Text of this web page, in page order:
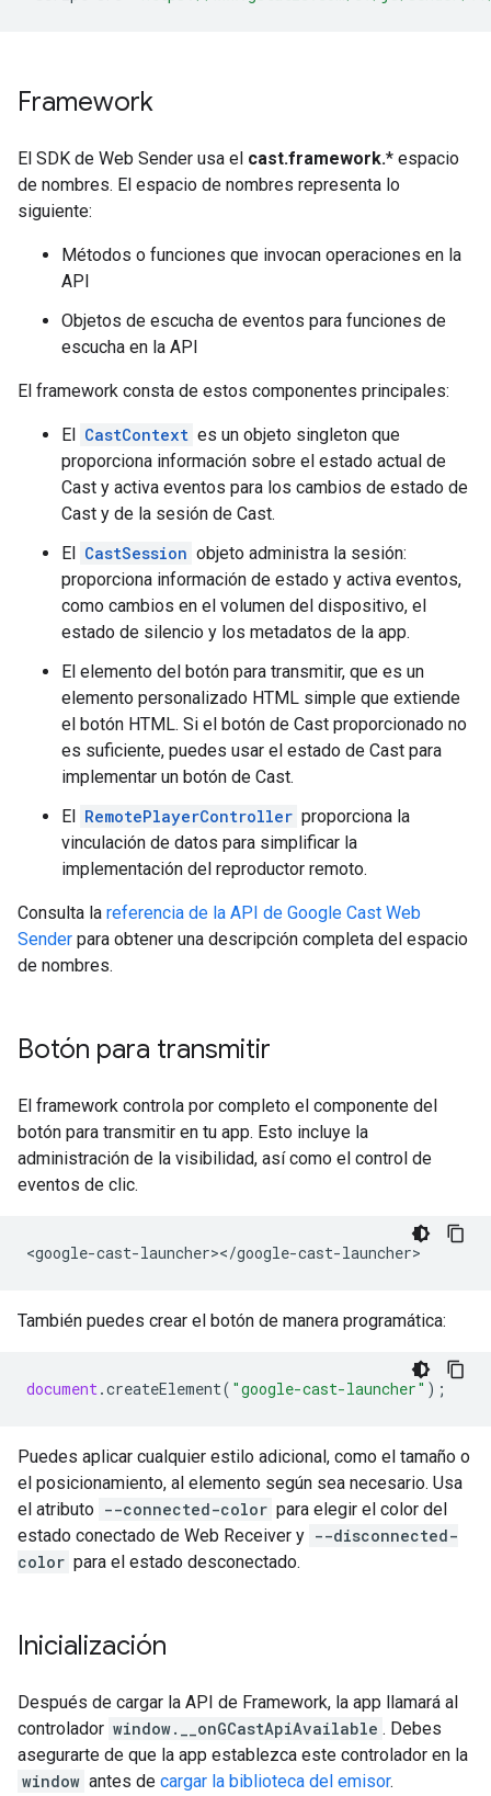
Framework
El SDK de Web Sender usa el cast.framework.* espacio
de nombres. El espacio de nombres representa lo
siguiente:
Métodos o funciones que invocan operaciones en la
API
Objetos de escucha de eventos para funciones de
escucha en la API
El framework consta de estos componentes principales:
El CastContext es un objeto singleton que
proporciona información sobre el estado actual de
Cast y activa eventos para los cambios de estado de
Cast y de la sesión de Cast.
El CastSession objeto administra la sesión:
proporciona información de estado y activa eventos,
como cambios en el volumen del dispositivo, el
estado de silencio y los metadatos de la app.
El elemento del botón para transmitir, que es un
elemento personalizado HTML simple que extiende
el botón HTML. Si el botón de Cast proporcionado no
es suficiente, puedes usar el estado de Cast para
implementar un botón de Cast.
El RemotePlayerController proporciona la
vinculación de datos para simplificar la
implementación del reproductor remoto.
Consulta la referencia de la API de Google Cast Web
Sender para obtener una descripción completa del espacio
de nombres.
Botón para transmitir
El framework controla por completo el componente del
botón para transmitir en tu app. Esto incluye la
administración de la visibilidad, así como el control de
eventos de clic.
<google-cast-launcher></google-cast-launcher
También puedes crear el botón de manera programática:
document.createElement( "google-cast-launcher" );
Puedes aplicar cualquier estilo adicional, como el tamaño o
el posicionamiento, al elemento según sea necesario. Usa
el atributo --connected-color para elegir el color del
estado conectado de Web Receiver y --disconnected-
color para el estado desconectado.
Inicialización
Después de cargar la API de Framework, la app llamará al
controlador window.__onGCastApiAvailable . Debes
asegurarte de que la app establezca este controlador en la
window antes de cargar la biblioteca del emisor.